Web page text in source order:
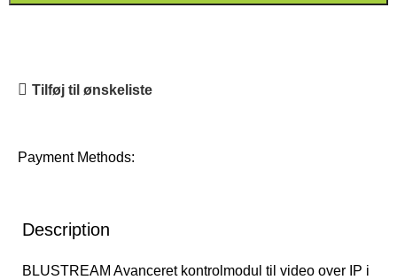
Tilføj til ønskeliste
Payment Methods:
Description
BLUSTREAM Avanceret kontrolmodul til video over IP i